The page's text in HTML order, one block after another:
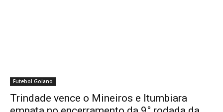
Futebol Goiano
Trindade vence o Mineiros e Itumbiara